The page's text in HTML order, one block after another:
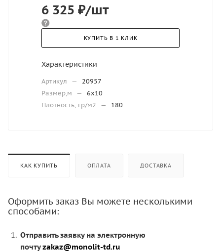
6 325 ₽/шт
КУПИТЬ В 1 КЛИК
Характеристики
Артикул —
20957
Размер,м
—
6х10
Плотность, гр/м2
— 180
КАК КУПИТЬ ОПЛАТА ДОСТАВКА
Оформить заказ Вы можете несколькими
способами:
Отправить заявку на электронную
почтуzakaz@monolit-td.ru